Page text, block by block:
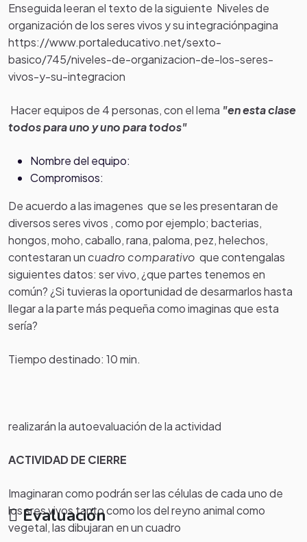
Enseguida leeran el texto de la siguiente Niveles de
organización de los seres vivos y su integraciónpagina
https://www.portaleducativo.net/sexto-
basico/745/niveles-de-organizacion-de-los-seres-
vivos-y-su-integracion
Hacer equipos de 4 personas, con el lema "en esta clase
todos para uno y uno para todos"
Nombre del equipo:
Compromisos:
De acuerdo a las imagenes que se les presentaran de
diversos seres vivos , como por ejemplo; bacterias,
hongos, moho, caballo, rana, paloma, pez, helechos,
contestaran un cuadro comparativo que contengalas
siguientes datos: ser vivo, ¿que partes tenemos en
común? ¿Si tuvieras la oportunidad de desarmarlos hasta
llegar a la parte más pequeña como imaginas que esta
sería?
Tiempo destinado: 10 min.
realizarán la autoevaluación de la actividad
ACTIVIDAD DE CIERRE
Imaginaran como podrán ser las células de cada uno de
los sres vivos tanto como los del reyno animal como
vegetal, las dibujaran en un cuadro
Evaluación